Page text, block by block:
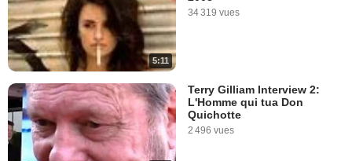
5:11
34 319 vues
Terry Gilliam Interview 2:
L'Homme qui tua Don
Quichotte
2 496 vues